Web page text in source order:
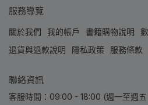
服務導覽
關於我們 我的帳戶 書籍購物說明
退貨與退款說明
隱私政策 服務條款
聯絡資訊
客服時間：09:00 - 18:00 (週一至週